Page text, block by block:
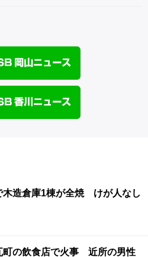
木造倉庫1棟が全焼 けが人なし
町の飲食店で火事 近所の男性